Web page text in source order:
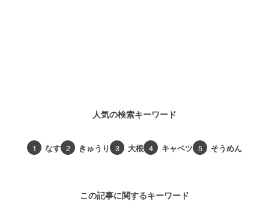
人気の検索キーワード
1 なす 2 きゅうり 3 大根 4 キャベツ 5 そうめん
この記事に関するキーワード